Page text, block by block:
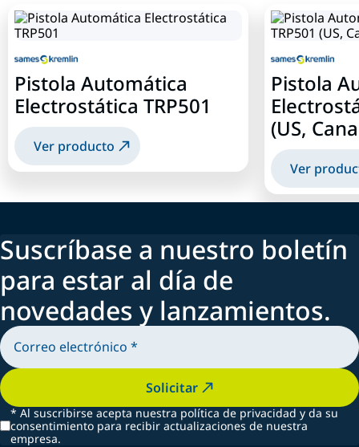
Pistola Automática
Electrostática TRP501
Ver producto
Pistola
(US,
Ver
Suscríbase a nuestro boletín
para estar al día de
novedades y lanzamientos.
Solicitar
* Al suscribirse acepta nuestra política de privacidad y da su
consentimiento para recibir actualizaciones de nuestra
empresa.